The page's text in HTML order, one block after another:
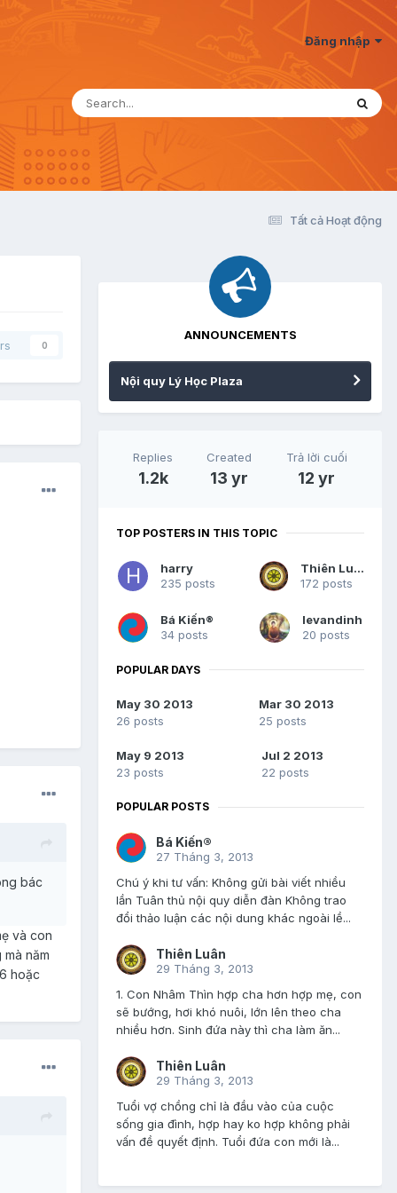
Đăng nhập
Tất cả Hoạt động
0
bác
và con
năm
hoặc
ANNOUNCEMENTS
Nội quy Lý Học Plaza
Replies
1.2k
Created
13 yr
Trả lời cuối
12 yr
TOP POSTERS IN THIS TOPIC
harry
235 posts
Thiên Luân
172 posts
Bá Kiến®
34 posts
levandinh
20 posts
POPULAR DAYS
May 30 2013
26 posts
Mar 30 2013
25 posts
May 9 2013
23 posts
Jul 2 2013
22 posts
POPULAR POSTS
Bá Kiến®
27 Tháng 3, 2013
Chú ý khi tư vấn: Không gửi bài viết nhiều
lần Tuân thủ nội quy diễn đàn Không trao
đổi thảo luận các nội dung khác ngoài lề...
Thiên Luân
29 Tháng 3, 2013
1. Con Nhâm Thìn hợp cha hơn hợp mẹ, con
sẽ bướng, hơi khó nuôi, lớn lên theo cha
nhiều hơn. Sinh đứa này thì cha làm ăn...
Thiên Luân
29 Tháng 3, 2013
Tuổi vợ chồng chỉ là đầu vào của cuộc
sống gia đình, hợp hay ko hợp không phải
vấn đề quyết định. Tuổi đứa con mới là...